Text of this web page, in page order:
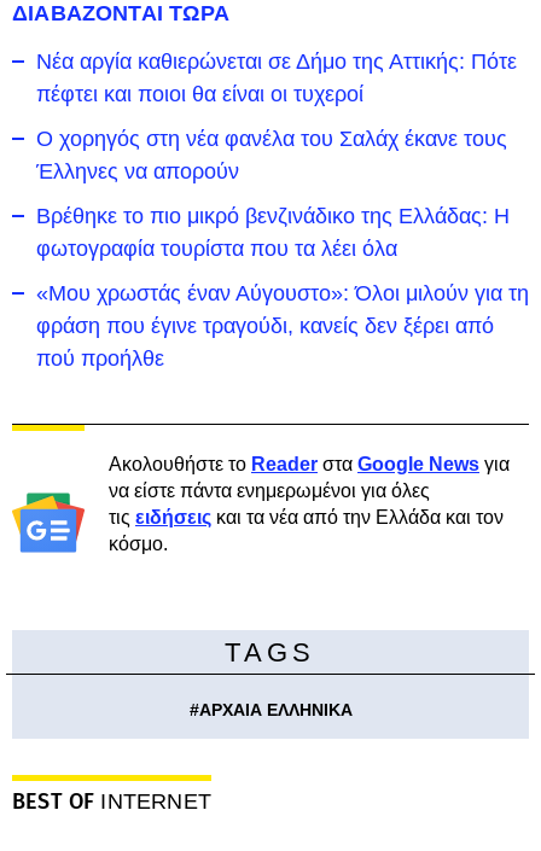
ΔΙΑΒΑΖΟΝΤΑΙ ΤΩΡΑ
Νέα αργία καθιερώνεται σε Δήμο της Αττικής: Πότε
πέφτει και ποιοι θα είναι οι τυχεροί
Ο χορηγός στη νέα φανέλα του Σαλάχ έκανε τους
Έλληνες να απορούν
Βρέθηκε το πιο μικρό βενζινάδικο της Ελλάδας: Η
φωτογραφία τουρίστα που τα λέει όλα
«Μου χρωστάς έναν Αύγουστο»: Όλοι μιλούν για τη
φράση που έγινε τραγούδι, κανείς δεν ξέρει από
πού προήλθε
Ακολουθήστε το Reader στα Google News για
να είστε πάντα ενημερωμένοι για όλες
τις ειδήσεις και τα νέα από την Ελλάδα και τον
κόσμο.
TAGS
#ΑΡΧΑΙΑ ΕΛΛΗΝΙΚΑ
BEST OF INTERNET